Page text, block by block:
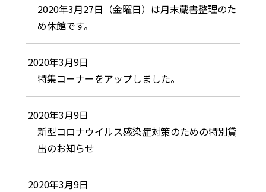
2020年3月27日（金曜日）は月末蔵書整理のた
め休館です。
2020年3月9日
特集コーナーをアップしました。
2020年3月9日
新型コロナウイルス感染症対策のための特別貸
出のお知らせ
2020年3月9日